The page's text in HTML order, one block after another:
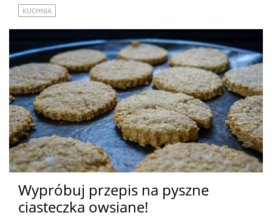
KUCHNIA
Wypróbuj przepis na pyszne
ciasteczka owsiane!